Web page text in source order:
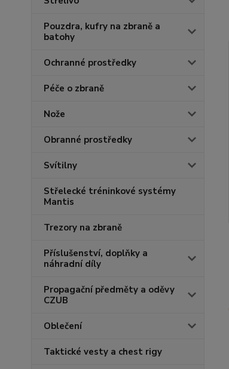
Pouzdra, kufry na zbraně a
batohy
Ochranné prostředky
Péče o zbraně
Nože
Obranné prostředky
Svítilny
Střelecké tréninkové systémy
Mantis
Trezory na zbraně
Příslušenství, doplňky a
náhradní díly
Propagační předměty a oděvy
CZUB
Oblečení
Taktické vesty a chest rigy